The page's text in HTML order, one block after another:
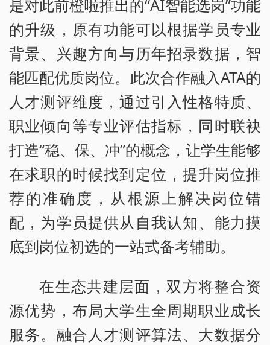
是对此前橙啦推出的“AI智能选岗”功能
的升级，原有功能可以根据学员专业
背景、兴趣方向与历年招录数据，智
能匹配优质岗位。此次合作融入ATA的
人才测评维度，通过引入性格特质、
职业倾向等专业评估指标，同时联袂
打造“稳、保、冲”的概念，让学生能够
在求职的时候找到定位，提升岗位推
荐的准确度，从根源上解决岗位错
配，为学员提供从自我认知、能力摸
底到岗位初选的一站式备考辅助。
在生态共建层面，双方将整合资
源优势，布局大学生全周期职业成长
服务。融合人才测评算法、大数据分